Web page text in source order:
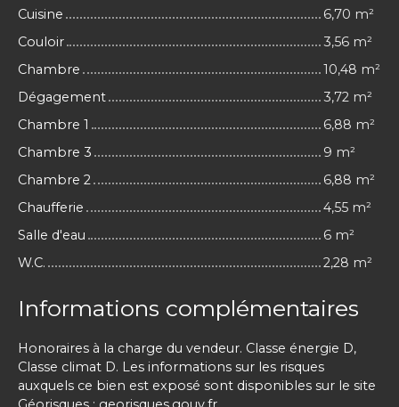
Cuisine
6,70 m²
Couloir
3,56 m²
Chambre
10,48 m²
Dégagement
3,72 m²
Chambre 1
6,88 m²
Chambre 3
9 m²
Chambre 2
6,88 m²
Chaufferie
4,55 m²
Salle d'eau
6 m²
W.C.
2,28 m²
Informations complémentaires
Honoraires à la charge du vendeur. Classe énergie D,
Classe climat D. Les informations sur les risques
auxquels ce bien est exposé sont disponibles sur le site